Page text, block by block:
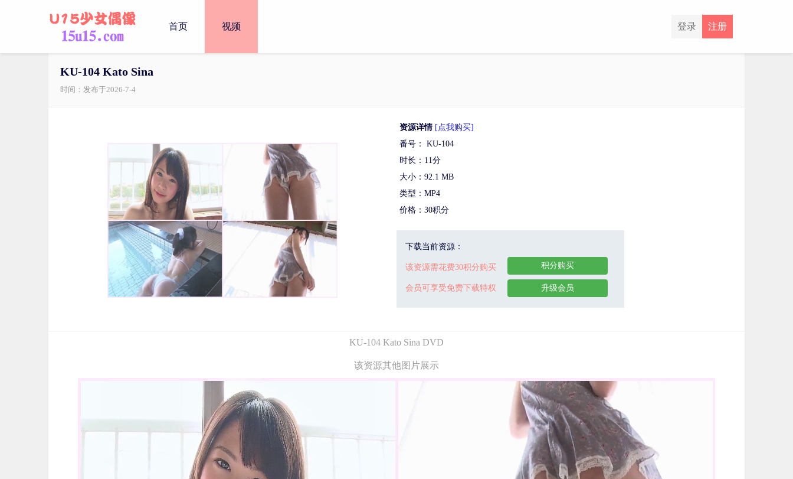
注册
登录
首页 视频
KU-104 Kato Sina
时间：发布于2026-7-4
资源详情 [点我购买]
番号： KU-104
时长：11分
大小：92.1 MB
类型：MP4
价格：30积分
下载当前资源：
该资源需花费30积分购买
会员可享受免费下载特权
积分购买
升级会员
KU-104 Kato Sina DVD
该资源其他图片展示